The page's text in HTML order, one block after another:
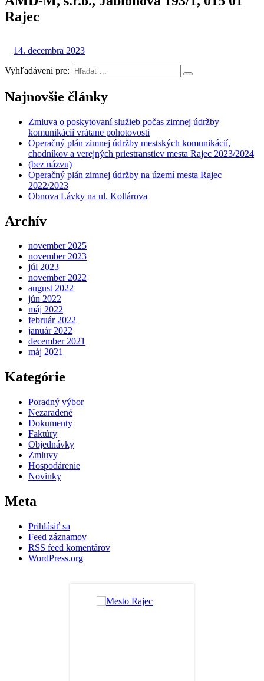
Rajec
14. decembra 2023
Vyhľadáveni pre:
Najnovšie články
Zmluva o poskytovaní služieb počas zimnej údržby
komunikácií vrátane pohotovosti
Operačný plán zimnej údržby mestských komunikácií,
chodníkov a verejných priestranstiev mesta Rajec 2023/2024
(bez názvu)
Operačný plán zimnej údržby na území mesta Rajec
2022/2023
Obnova Lávky na ul. Kollárova
Archív
november 2025
november 2023
júl 2023
november 2022
august 2022
jún 2022
máj 2022
február 2022
január 2022
december 2021
máj 2021
Kategórie
Poradný výbor
Nezaradené
Dokumenty
Faktúry
Objednávky
Zmluvy
Hospodárenie
Novinky
Meta
Prihlásiť sa
Feed záznamov
RSS feed komentárov
WordPress.org